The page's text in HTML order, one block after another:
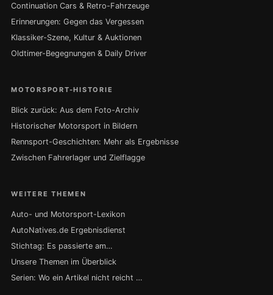
Continuation Cars & Retro-Fahrzeuge
Erinnerungen: Gegen das Vergessen
Klassiker-Szene, Kultur & Auktionen
Oldtimer-Begegnungen & Daily Driver
MOTORSPORT-HISTORIE
Blick zurück: Aus dem Foto-Archiv
Historischer Motorsport in Bildern
Rennsport-Geschichten: Mehr als Ergebnisse
Zwischen Fahrerlager und Zielflagge
WEITERE THEMEN
Auto- und Motorsport-Lexikon
AutoNatives.de Ergebnisdienst
Stichtag: Es passierte am…
Unsere Themen im Überblick
Serien: Wo ein Artikel nicht reicht …